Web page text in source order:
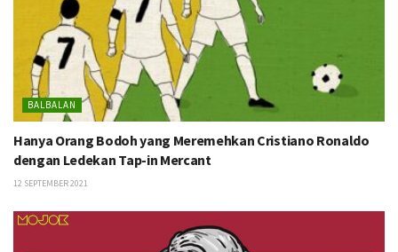
BALBALAN
Hanya Orang Bodoh yang Meremehkan Cristiano Ronaldo
dengan Ledekan Tap-in Mercant
12 SEPTEMBER 2021